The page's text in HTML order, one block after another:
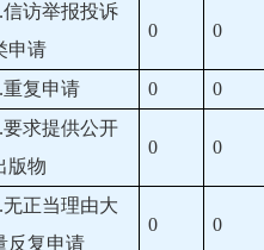
信访举报投诉
申请
0 0
重复申请 0
0
要求提供公开
版物
0 0
无正当理由大
反复申请
0 0